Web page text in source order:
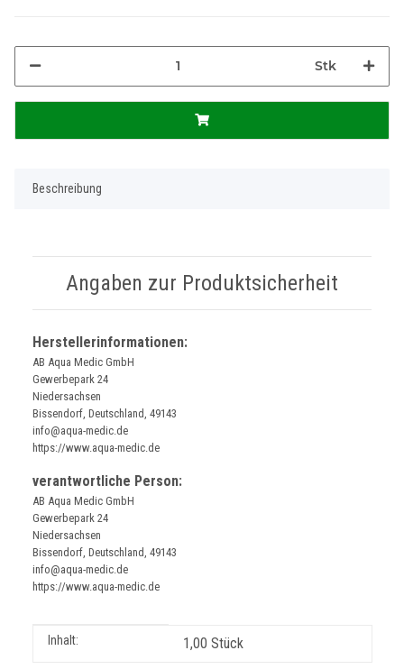
Stk
Beschreibung
Angaben zur Produktsicherheit
Herstellerinformationen:
AB Aqua Medic GmbH
Gewerbepark 24
Niedersachsen
Bissendorf, Deutschland, 49143
info@aqua-medic.de
https://www.aqua-medic.de
verantwortliche Person:
AB Aqua Medic GmbH
Gewerbepark 24
Niedersachsen
Bissendorf, Deutschland, 49143
info@aqua-medic.de
https://www.aqua-medic.de
Produkteigenschaft
Wert
Inhalt: 1,00 Stück